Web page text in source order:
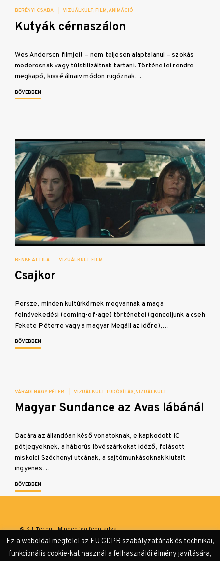
BERÉNYI CSABA VIZUÁLKULT FILM ANIMÁCIÓ
Kutyák cérnaszálon
Wes Anderson filmjeit – nem teljesen alaptalanul – szokás
modorosnak vagy túlstilizáltnak tartani. Történetei rendre
megkapó, kissé álnaiv módon rugóznak…
BŐVEBBEN
BENKE ATTILA VIZUÁLKULT FILM
Csajkor
Persze, minden kultúrkörnek megvannak a maga
felnövekedési (coming-of-age) történetei (gondoljunk a cseh
Fekete Péterre vagy a magyar Megáll az időre),…
BŐVEBBEN
VÁRADI NAGY PÉTER VIZUÁLKULT TUDÓSÍTÁS VIZUÁLKULT
Magyar Sundance az Avas lábánál
Dacára az állandóan késő vonatoknak, elkapkodott IC
pótjegyeknek, a háborús lövészárkokat idéző, felásott
miskolci Széchenyi utcának, a sajtómunkásoknak kiutalt
ingyenes…
BŐVEBBEN
© KULTer.hu – Minden jog fenntartva
Ez a weboldal megfelel az EU GDPR szabályzatának és technikai,
funkcionális cookie-kat használ a felhasználói élmény javítására,